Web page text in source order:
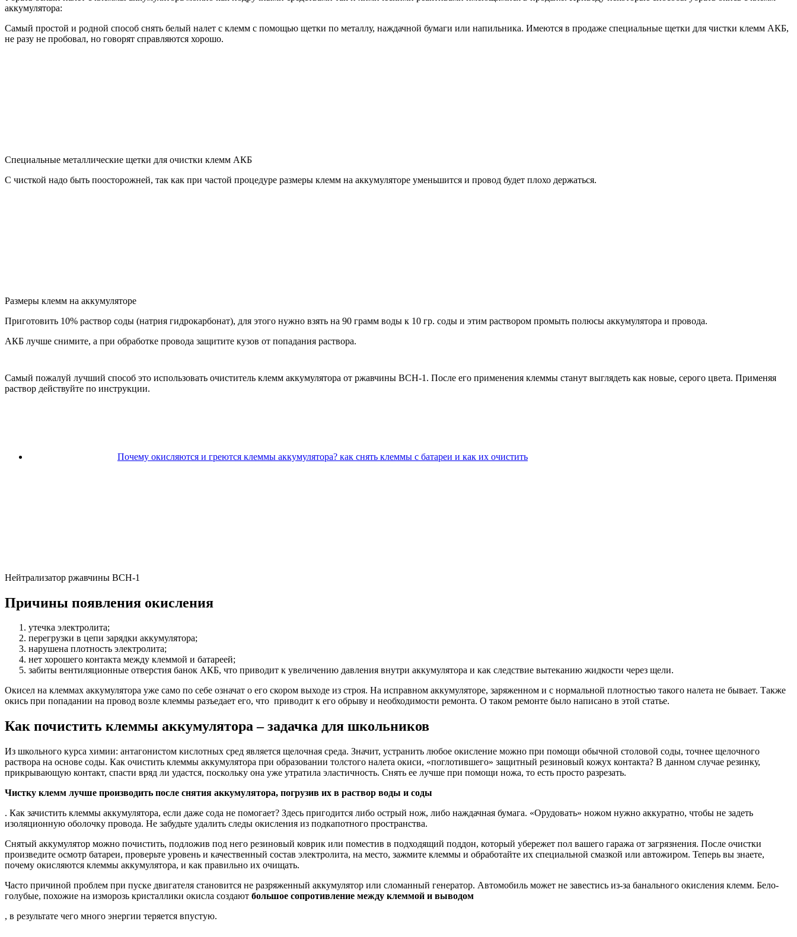
аккумулятора:
Самый простой и родной способ снять белый налет с клемм с помощью щетки по металлу, наждачной бумаги или напильника. Имеются в продаже специальные щетки для чистки клемм АКБ,
не разу не пробовал, но говорят справляются хорошо.
Специальные металлические щетки для очистки клемм АКБ
С чисткой надо быть поосторожней, так как при частой процедуре размеры клемм на аккумуляторе уменьшится и провод будет плохо держаться.
Размеры клемм на аккумуляторе
Приготовить 10% раствор соды (натрия гидрокарбонат), для этого нужно взять на 90 грамм воды к 10 гр. соды и этим раствором промыть полюсы аккумулятора и провода.
АКБ лучше снимите, а при обработке провода защитите кузов от попадания раствора.
Самый пожалуй лучший способ это использовать очиститель клемм аккумулятора от ржавчины ВСН-1. После его применения клеммы станут выглядеть как новые, серого цвета. Применяя
раствор действуйте по инструкции.
Почему окисляются и греются клеммы аккумулятора? как снять клеммы с батареи и как их очистить
Нейтрализатор ржавчины ВСН-1
Причины появления окисления
утечка электролита;
перегрузки в цепи зарядки аккумулятора;
нарушена плотность электролита;
нет хорошего контакта между клеммой и батареей;
забиты вентиляционные отверстия банок АКБ, что приводит к увеличению давления внутри аккумулятора и как следствие вытеканию жидкости через щели.
Окисел на клеммах аккумулятора уже само по себе означат о его скором выходе из строя. На исправном аккумуляторе, заряженном и с нормальной плотностью такого налета не бывает. Также
окись при попадании на провод возле клеммы разъедает его, что приводит к его обрыву и необходимости ремонта. О таком ремонте было написано в этой статье.
Как почистить клеммы аккумулятора – задачка для школьников
Из школьного курса химии: антагонистом кислотных сред является щелочная среда. Значит, устранить любое окисление можно при помощи обычной столовой соды, точнее щелочного
раствора на основе соды. Как очистить клеммы аккумулятора при образовании толстого налета окиси, «поглотившего» защитный резиновый кожух контакта? В данном случае резинку,
прикрывающую контакт, спасти вряд ли удастся, поскольку она уже утратила эластичность. Снять ее лучше при помощи ножа, то есть просто разрезать.
Чистку клемм лучше производить после снятия аккумулятора, погрузив их в раствор воды и соды
. Как зачистить клеммы аккумулятора, если даже сода не помогает? Здесь пригодится либо острый нож, либо наждачная бумага. «Орудовать» ножом нужно аккуратно, чтобы не задеть
изоляционную оболочку провода. Не забудьте удалить следы окисления из подкапотного пространства.
Снятый аккумулятор можно почистить, подложив под него резиновый коврик или поместив в подходящий поддон, который убережет пол вашего гаража от загрязнения. После очистки
произведите осмотр батареи, проверьте уровень и качественный состав электролита, на место, зажмите клеммы и обработайте их специальной смазкой или автожиром. Теперь вы знаете,
почему окисляются клеммы аккумулятора, и как правильно их очищать.
Часто причиной проблем при пуске двигателя становится не разряженный аккумулятор или сломанный генератор. Автомобиль может не завестись из-за банального окисления клемм. Бело-
голубые, похожие на изморозь кристаллики окисла создают большое сопротивление между клеммой и выводом
, в результате чего много энергии теряется впустую.